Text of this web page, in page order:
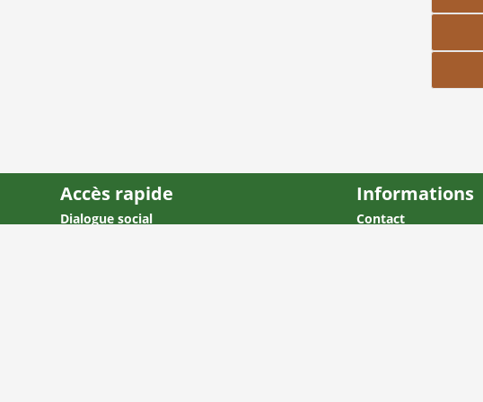
Accès rapide
Dialogue social
Informations
Contact